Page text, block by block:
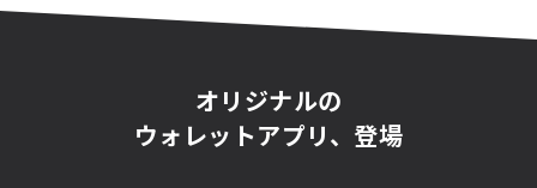
オリジナルの
ウォレットアプリ、登場